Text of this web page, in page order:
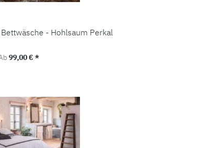
- Hohlsaum Perkal
Preis:
99,00 € *